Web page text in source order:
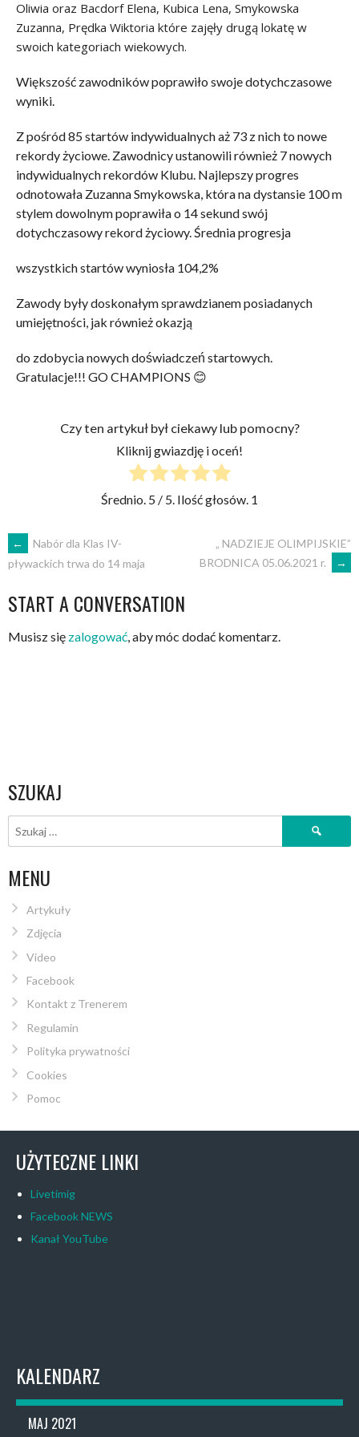
Oliwia oraz Bacdorf Elena, Kubica Lena, Smykowska
Zuzanna, Prędka Wiktoria które zajęły drugą lokatę w
swoich kategoriach wiekowych.
Większość zawodników poprawiło swoje dotychczasowe
wyniki.
Z pośród 85 startów indywidualnych aż 73 z nich to nowe
rekordy życiowe. Zawodnicy ustanowili również 7 nowych
indywidualnych rekordów Klubu. Najlepszy progres
odnotowała Zuzanna Smykowska, która na dystansie 100 m
stylem dowolnym poprawiła o 14 sekund swój
dotychczasowy rekord życiowy. Średnia progresja
wszystkich startów wyniosła 104,2%
Zawody były doskonałym sprawdzianem posiadanych
umiejętności, jak również okazją
do zdobycia nowych doświadczeń startowych.
Gratulacje!!! GO CHAMPIONS 😊
Czy ten artykuł był ciekawy lub pomocny?
Kliknij gwiazdję i oceń!
Średnio. 5 / 5. Ilość głosów. 1
←
Nabór dla Klas IV-
pływackich trwa do 14 maja
„ NADZIEJE OLIMPIJSKIE”
BRODNICA 05.06.2021 r.
→
START A CONVERSATION
Musisz się zalogować , aby móc dodać komentarz.
SZUKAJ
MENU
Artykuły
Zdjęcia
Video
Facebook
Kontakt z Trenerem
Regulamin
Polityka prywatności
Cookies
Pomoc
UŻYTECZNE LINKI
Livetimig
Facebook NEWS
Kanał YouTube
KALENDARZ
MAJ 2021